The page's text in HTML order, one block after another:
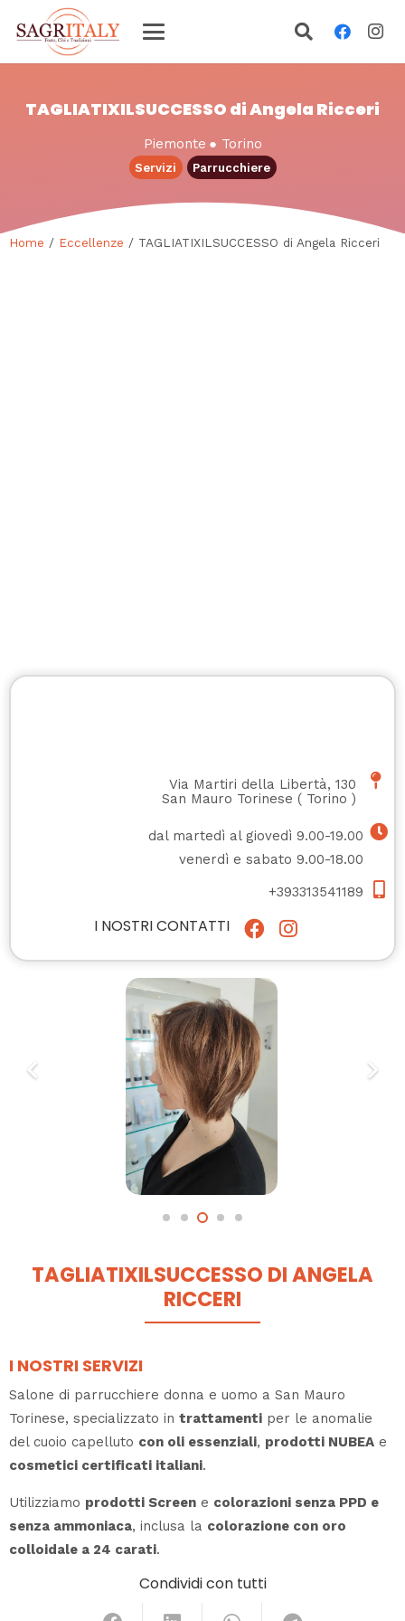
TAGLIATIXILSUCCESSO di Angela Ricceri
Piemonte ● Torino
Servizi Parrucchiere
Home / Eccellenze / TAGLIATIXILSUCCESSO di Angela Ricceri
Via Martiri della Libertà, 130
San Mauro Torinese ( Torino )
dal martedì al giovedì 9.00-19.00
venerdì e sabato 9.00-18.00
+393313541189
I NOSTRI CONTATTI
TAGLIATIXILSUCCESSO DI ANGELA
RICCERI
I NOSTRI SERVIZI
Salone di parrucchiere donna e uomo a San Mauro
Torinese, specializzato in trattamenti per le anomalie
del cuoio capelluto con oli essenziali, prodotti NUBEA e
cosmetici certificati italiani.
Utilizziamo prodotti Screen e colorazioni senza PPD e
senza ammoniaca, inclusa la colorazione con oro
colloidale a 24 carati.
Condividi con tutti